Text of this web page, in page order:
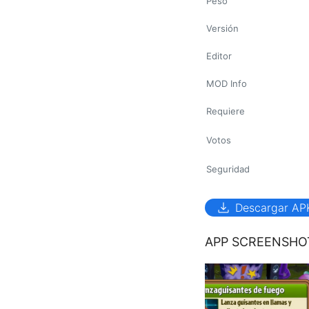
Versión
Editor
MOD Info
Requiere
Votos
Seguridad
download Descargar
APP